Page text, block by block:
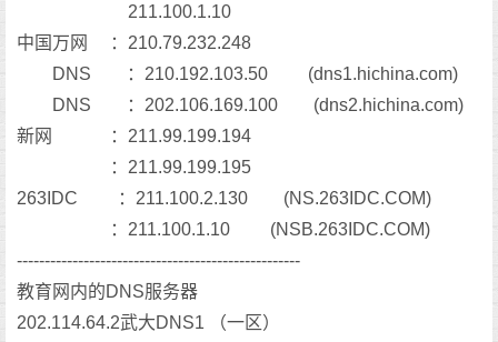
211.100.1.10
中国万网 ：210.79.232.248
DNS ：210.192.103.50 (dns1.hichina.com)
DNS ：202.106.169.100 (dns2.hichina.com)
新网 ：211.99.199.194
：211.99.199.195
263IDC ：211.100.2.130 (NS.263IDC.COM)
：211.100.1.10 (NSB.263IDC.COM)
---------------------------------------------------
教育网内的DNS服务器
202.114.64.2武大DNS1 （一区）